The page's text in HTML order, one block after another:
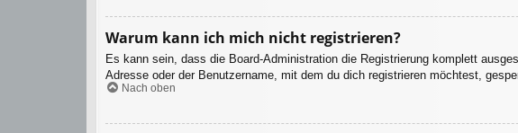
Warum kann ich mich nicht registrieren?
Es kann sein, dass die Board-Administration die Registrierung komplett
Adresse oder der Benutzername, mit dem du dich registrieren möchtest,
Nach oben